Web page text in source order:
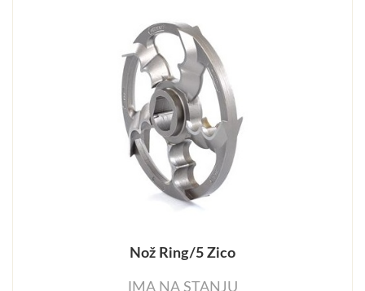
Nož Ring/5 Zico
IMA NA STANJU